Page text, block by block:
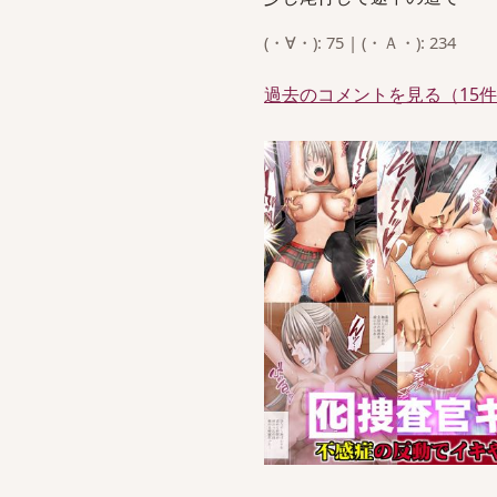
(・∀・): 75 | (・Ａ・): 234
過去のコメントを見る（15